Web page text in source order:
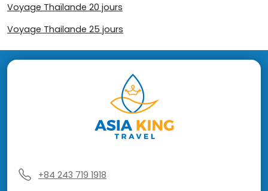
Voyage Thaïlande 20 jours
Voyage Thailande 25 jours
+84 243 719 1918